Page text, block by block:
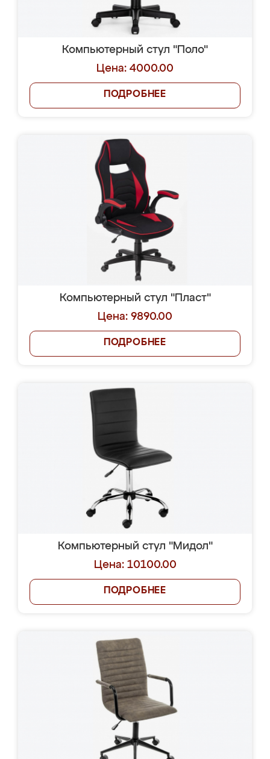
Компьютерный стул "Поло"
Цена: 4000.00
ПОДРОБНЕЕ
Компьютерный стул "Пласт"
Цена: 9890.00
ПОДРОБНЕЕ
Компьютерный стул "Мидол"
Цена: 10100.00
ПОДРОБНЕЕ